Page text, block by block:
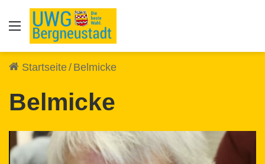
Auswahl
Startseite/ Belmicke
Belmicke